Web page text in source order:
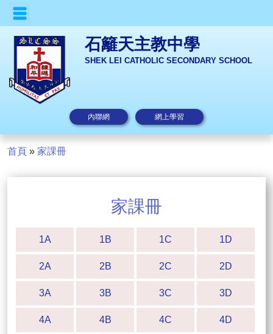
石籬天主教中學
SHEK LEI CATHOLIC SECONDARY SCHOOL
內聯網 網上學習
首頁 » 家課冊
家課冊
1A 1B 1C 1D
2A 2B 2C 2D
3A 3B 3C 3D
4A 4B 4C 4D